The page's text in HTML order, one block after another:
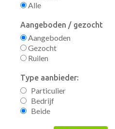
Alle
Aangeboden / gezocht
Aangeboden
Gezocht
Ruilen
Type aanbieder:
Particulier
Bedrijf
Beide